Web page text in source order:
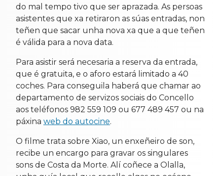
do mal tempo tivo que ser aprazada. As persoas
asistentes que xa retiraron as súas entradas, non
teñen que sacar unha nova xa que a que teñen
é válida para a nova data.
Para asistir será necesaria a reserva da entrada,
que é gratuita, e o aforo estará limitado a 40
coches. Para conseguila haberá que chamar ao
departamento de servizos sociais do Concello
aos teléfonos 982 559 109 ou 677 489 457 ou na
páxina web do autocine.
O filme trata sobre Xiao, un enxeñeiro de son,
recibe un encargo para gravar os singulares
sons de Costa da Morte. Alí coñece a Olalla,